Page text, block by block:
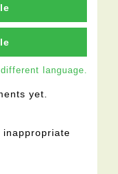
language.
yet.